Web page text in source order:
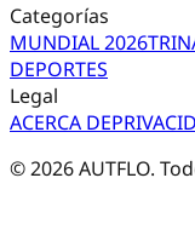
Categorías
MUNDIAL 2026TRI
DEPORTES
Legal
ACERCA DE
©2026AUTFLO.